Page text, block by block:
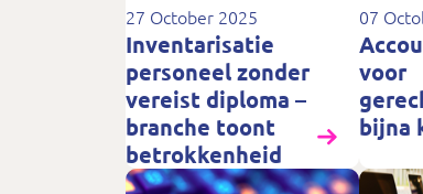
27 October 2025
Inventarisatie
personeel zonder
vereist diploma –
branche toont
betrokkenheid
07
voor
bijna